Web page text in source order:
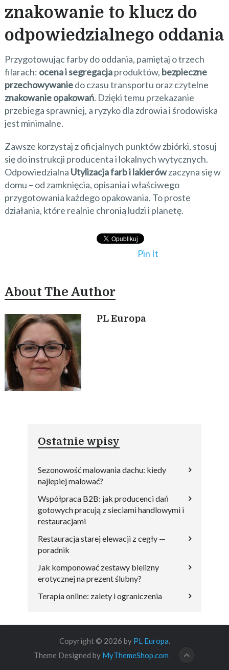
znakowanie to klucz do
odpowiedzialnego oddania
Przygotowując farby do oddania, pamiętaj o trzech
filarach: ocena i segregacjaproduktów, bezpieczne
przechowywaniedo czasu transportu oraz czytelne
znakowanie opakowań. Dzięki temu przekazanie
przebiega sprawniej, a ryzyko dla zdrowia i środowiska
jest minimalne.
Zawsze korzystaj z oficjalnych punktów zbiórki, stosuj
się do instrukcji producenta i lokalnych wytycznych.
Odpowiedzialna Utylizacja farb i lakierówzaczyna się w
domu – od zamknięcia, opisania i właściwego
przygotowania każdego opakowania. To proste
działania, które realnie chronią ludzi i planetę.
Pin It
About The Author
PL Europa
Ostatnie wpisy
Sezonowość malowania dachu: kiedy
najlepiej malować?
Współpraca B2B: jak producenci dań
gotowych pracują z sieciami handlowymi i
restauracjami
Restauracja starej elewacji z cegły —
poradnik
Jak komponować zestawy bielizny
erotycznej na prezent ślubny?
Terapia online: zalety i ograniczenia
Copyright © 2026 by PL Europa.
Theme Designed by MyThemeShop.com